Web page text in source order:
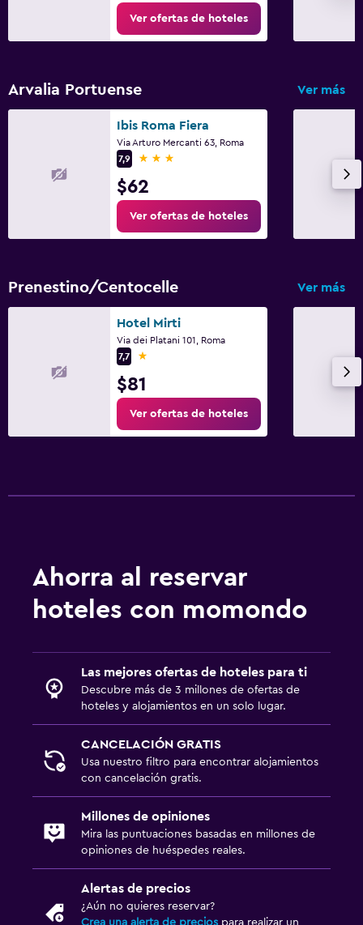
Ver ofertas de hoteles
Arvalia Portuense Ver más
Ibis Roma Fiera
Via Arturo Mercanti 63, Roma
7,9
3 estrellas
$62
Ver ofertas de hoteles
Prenestino/Centocelle Ver más
Hotel Mirti
Via dei Platani 101, Roma
7,7
1 estrella
$81
Ver ofertas de hoteles
Ahorra al reservar
hoteles con momondo
Las mejores ofertas de hoteles para ti
Descubre más de 3 millones de ofertas de
hoteles y alojamientos en un solo lugar.
CANCELACIÓN GRATIS
Usa nuestro filtro para encontrar alojamientos
con cancelación gratis.
Millones de opiniones
Mira las puntuaciones basadas en millones de
opiniones de huéspedes reales.
Alertas de precios
¿Aún no quieres reservar?
Crea una alerta de precios para realizar un